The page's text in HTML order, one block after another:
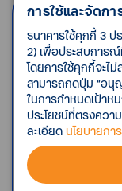
ขั้นตอนก
ลูกค้า
ผ่านเ
พนักง
ที่ต้อง
ลูกค้
พนัก
พนัก
ลูกค้า
การใช้และจัดก
ธนาคารใช้คุกกี้ 3 ป
2) เพื่อประสบการณ์
โดยการใช้คุกกี้จะไ
สามารถกดปุ่ม “อนุ
ในการกำหนดเป้าห
ประโยชน์ที่ตรงคว
ละเอียด นโยบายกา